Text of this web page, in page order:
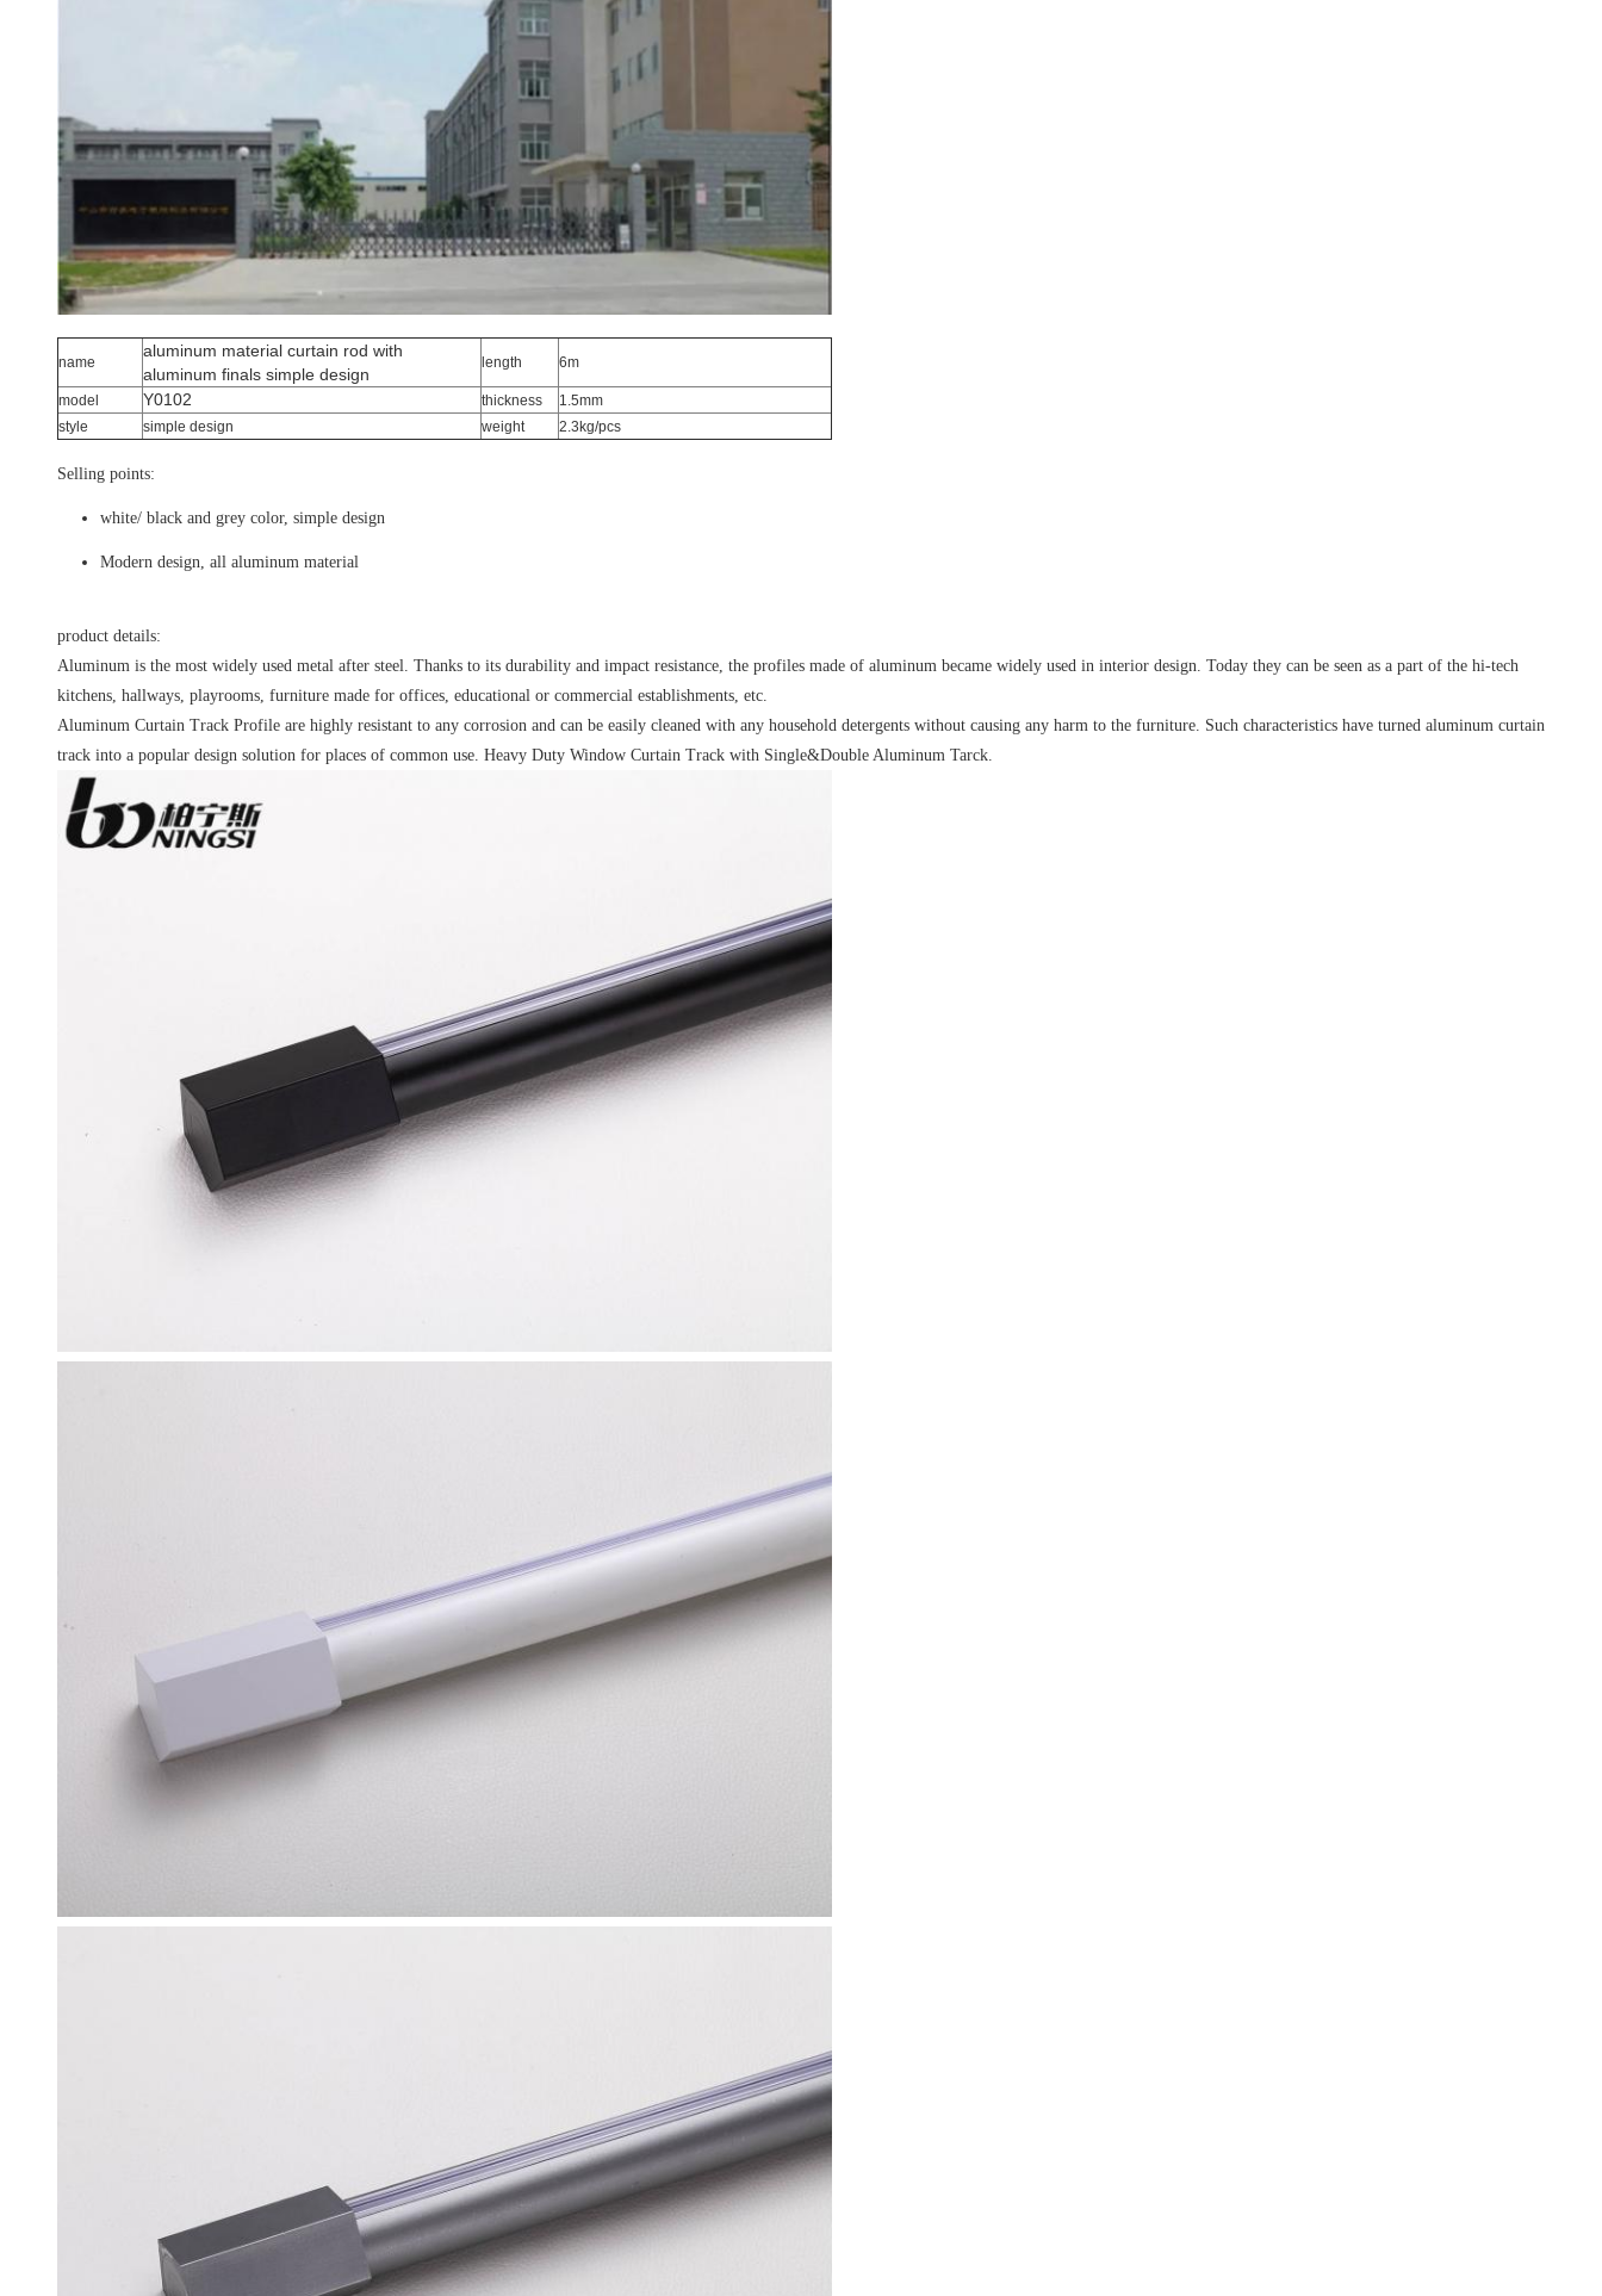
name
aluminum material curtain rod with
aluminum finals simple design
length 6m
model Y0102 thickness
1.5mm
style
simple design weight 2.3kg/pcs
Selling points:
white/ black and grey color, simple design
Modern design, all aluminum material
product details:
Aluminum is the most widely used metal after steel. Thanks to its durability and impact resistance, the profiles made of aluminum became widely used in interior design. Today they can be seen as a part of the hi-tech
kitchens, hallways, playrooms, furniture made for offices, educational or commercial establishments, etc.
Aluminum Curtain Track Profile are highly resistant to any corrosion and can be easily cleaned with any household detergents without causing any harm to the furniture. Such characteristics have turned aluminum curtain
track into a popular design solution for places of common use. Heavy Duty Window Curtain Track with Single&Double Aluminum Tarck.